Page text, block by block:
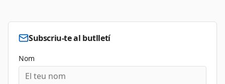
Subscriu-te al butlletí
Nom